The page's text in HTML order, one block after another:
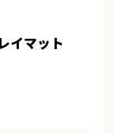
イマット